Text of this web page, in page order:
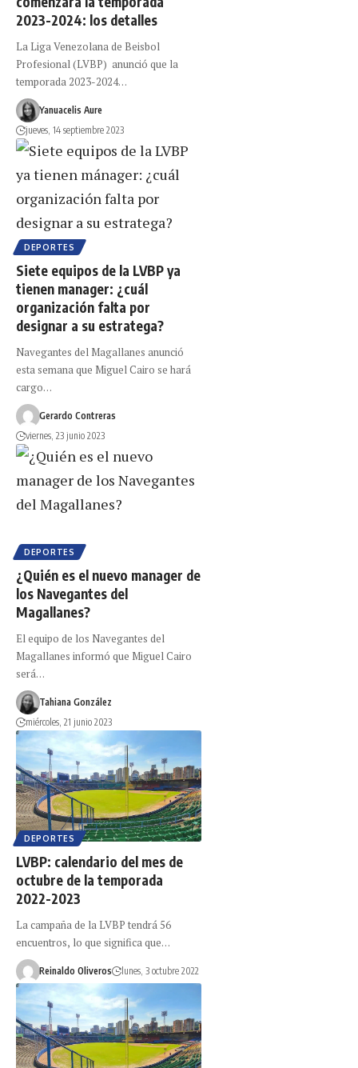
2023-2024: los detalles
La Liga Venezolana de Beisbol
Profesional (LVBP) anunció que la
temporada 2023-2024…
Yanuacelis Aure
jueves, 14 septiembre 2023
DEPORTES
Siete equipos de la LVBP ya
tienen manager: ¿cuál
organización falta por
designar a su estratega?
Navegantes del Magallanes anunció
esta semana que Miguel Cairo se hará
cargo…
Gerardo Contreras
viernes, 23 junio 2023
DEPORTES
¿Quién es el nuevo manager de
los Navegantes del
Magallanes?
El equipo de los Navegantes del
Magallanes informó que Miguel Cairo
será…
Tahiana González
miércoles, 21 junio 2023
DEPORTES
LVBP: calendario del mes de
octubre de la temporada
2022-2023
La campaña de la LVBP tendrá 56
encuentros, lo que significa que…
Reinaldo Oliveros lunes, 3 octubre 2022